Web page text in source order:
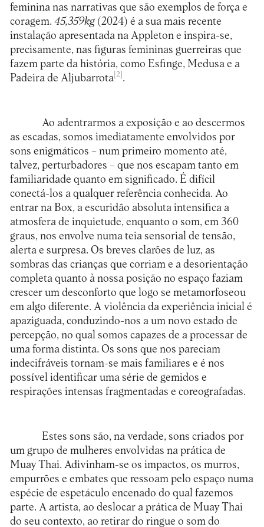
feminina nas narrativas que são exemplos de força e
coragem. 45,359kg(2024) é a sua mais recente
instalação apresentada na Appleton e inspira-se,
precisamente, nas figuras femininas guerreiras que
fazem parte da história, como Esfinge, Medusa e a
Padeira de Aljubarrota [2] .
Ao adentrarmos a exposição e ao descermos
as escadas, somos imediatamente envolvidos por
sons enigmáticos – num primeiro momento até,
talvez, perturbadores – que nos escapam tanto em
familiaridade quanto em significado. É difícil
conectá-los a qualquer referência conhecida. Ao
entrar na Box, a escuridão absoluta intensifica a
atmosfera de inquietude, enquanto o som, em 360
graus, nos envolve numa teia sensorial de tensão,
alerta e surpresa. Os breves clarões de luz, as
sombras das crianças que corriam e a desorientação
completa quanto à nossa posição no espaço faziam
crescer um desconforto que logo se metamorfoseou
em algo diferente. A violência da experiência inicial é
apaziguada, conduzindo-nos a um novo estado de
percepção, no qual somos capazes de a processar de
uma forma distinta. Os sons que nos pareciam
indecifráveis tornam-se mais familiares e é nos
possível identificar uma série de gemidos e
respirações intensas fragmentadas e coreografadas.
Estes sons são, na verdade, sons criados por
um grupo de mulheres envolvidas na prática de
Muay Thai. Adivinham-se os impactos, os murros,
empurrões e embates que ressoam pelo espaço numa
espécie de espetáculo encenado do qual fazemos
parte. A artista, ao deslocar a prática de Muay Thai
do seu contexto, ao retirar do ringue o som do